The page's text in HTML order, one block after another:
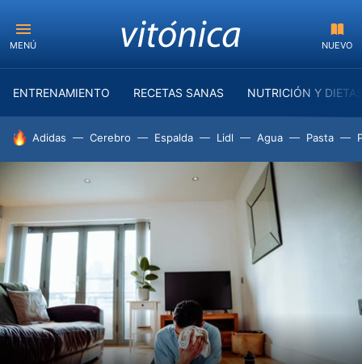
MENÚ NUEVO
ENTRENAMIENTO RECETAS SANAS NUTRICIÓN Y
HOY SE HABLA DE
Adidas Cerebro Espalda Lidl Agua Pasta